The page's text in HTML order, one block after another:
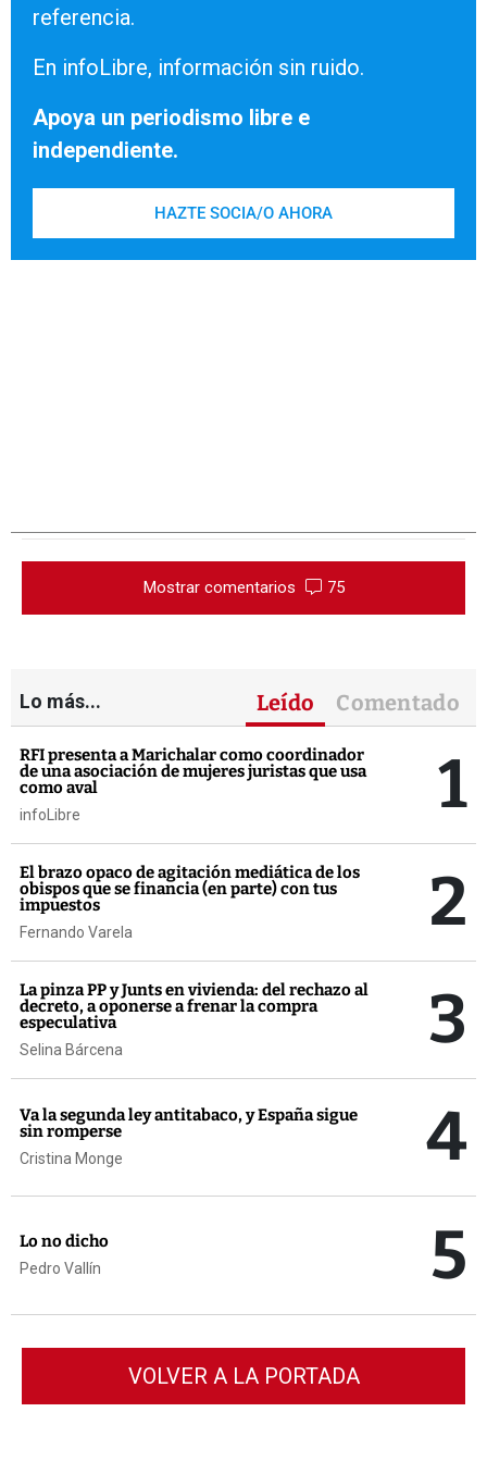
referencia.
En infoLibre, información sin ruido.
Apoya un periodismo libre e
independiente.
HAZTE SOCIA/O AHORA
Mostrar comentarios 75
Lo más... Leído Comentado
RFI presenta a Marichalar como coordinador
de una asociación de mujeres juristas que usa
como aval
infoLibre 1
El brazo opaco de agitación mediática de los
obispos que se financia (en parte) con tus
impuestos
Fernando Varela 2
La pinza PP y Junts en vivienda: del rechazo al
decreto, a oponerse a frenar la compra
especulativa
Selina Bárcena 3
Va la segunda ley antitabaco, y España sigue
sin romperse
Cristina Monge 4
Lo no dicho
Pedro Vallín 5
VOLVER A LA PORTADA